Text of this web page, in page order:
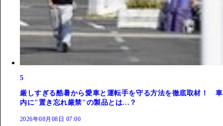
5
厳しすぎる酷暑から愛車と運転手を守る方法を徹底取材！ 車
内に"置き忘れ厳禁"の製品とは...？
2026年08月08日 07:00